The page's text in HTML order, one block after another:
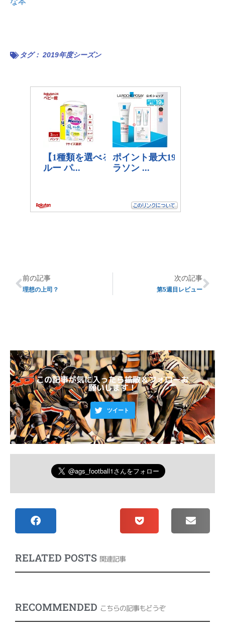
タグ： 2019年度シーズン
前の記事
理想の上司？
次の記事
第5週目レビュー
この記事が気に入ったら拡散＆フォローお
願いします！
ツイート
RELATED POSTS 関連記事
RECOMMENDED こちらの記事もどうぞ